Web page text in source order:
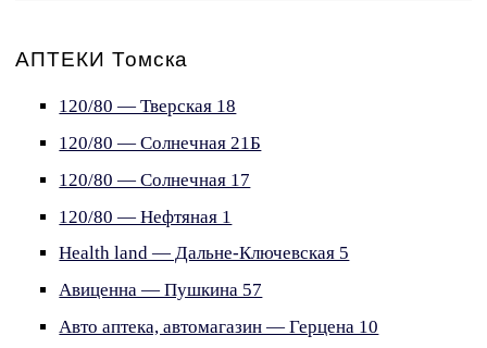
АПТЕКИ Томска
120/80 — Тверская 18
120/80 — Солнечная 21Б
120/80 — Солнечная 17
120/80 — Нефтяная 1
Health land — Дальне-Ключевская 5
Авиценна — Пушкина 57
Авто аптека, автомагазин — Герцена 10